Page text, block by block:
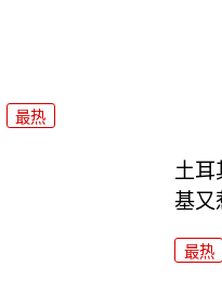
最热
土耳
基又
最热